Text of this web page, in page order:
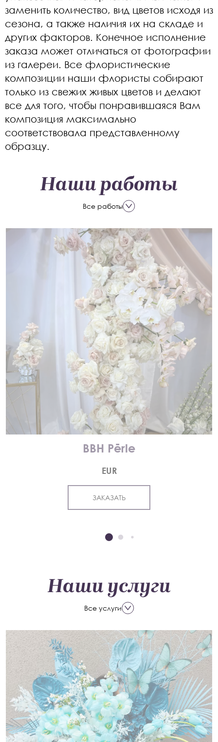
заменить количество, вид цветов исходя из
сезона, а также наличия их на складе и
других факторов. Конечное исполнение
заказа может отличаться от фотографии
из галереи. Все флористические
композиции наши флористы собирают
только из свежих живых цветов и делают
все для того, чтобы понравившаяся Вам
композиция максимально
соответствовала представленному
образцу.
Наши работы
Все работы
BBH Pērle
EUR
ЗАКАЗАТЬ
Наши услуги
Все услуги